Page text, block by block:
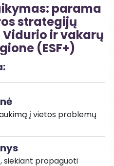
parama
strategijų
ir vakarų
(ESF+)
į vietos problemų
siekiant propaguoti